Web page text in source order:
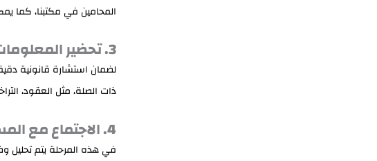
المحامين في مكتبنا، كما
3. تحضير المعلومات والمستندات
لضمان استشارة قانونية
ذات الصلة، مثل العقود،
4. الاجتماع مع المستشار القانوني
في هذه المرحلة يتم تحليل